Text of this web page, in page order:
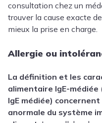
consultation chez un
trouver la cause exacte
mieux la prise en charge.
Allergie ou
La définition et les
alimentaire IgE-
IgE médiée)
anormale du système